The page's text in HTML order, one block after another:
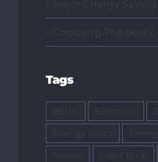
Major Energy Saving
Choosing The Best
Tags
Bulbs Electrical
Energy Costs
Fusion
Light Bulb